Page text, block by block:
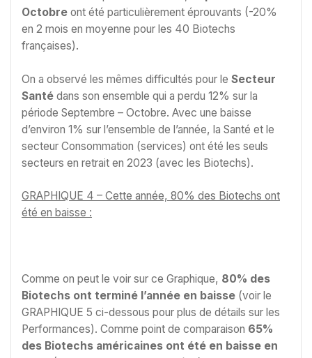
Octobre ont été particulièrement éprouvants (-20%
en 2 mois en moyenne pour les 40 Biotechs
françaises).
On a observé les mêmes difficultés pour le Secteur
Santé dans son ensemble qui a perdu 12% sur la
période Septembre – Octobre. Avec une baisse
d’environ 1% sur l’ensemble de l’année, la Santé et le
secteur Consommation (services) ont été les seuls
secteurs en retrait en 2023 (avec les Biotechs).
GRAPHIQUE 4 – Cette année, 80% des Biotechs ont
été en baisse :
Comme on peut le voir sur ce Graphique, 80% des
Biotechs ont terminé l’année en baisse (voir le
GRAPHIQUE 5 ci-dessous pour plus de détails sur les
Performances). Comme point de comparaison 65%
des Biotechs américaines ont été en baisse en